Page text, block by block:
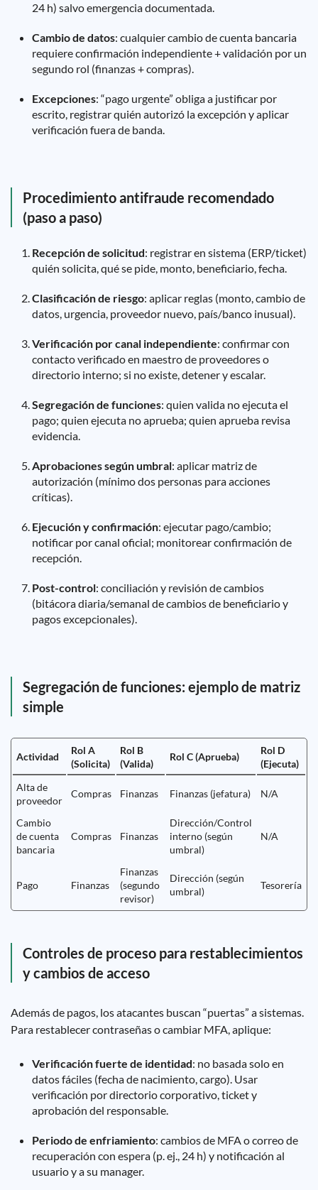
24 h) salvo emergencia documentada.
Cambio de datos: cualquier cambio de cuenta bancaria
requiere confirmación independiente + validación por un
segundo rol (finanzas + compras).
Excepciones: “pago urgente” obliga a justificar por
escrito, registrar quién autorizó la excepción y aplicar
verificación fuera de banda.
Procedimiento antifraude recomendado
(paso a paso)
Recepción de solicitud: registrar en sistema (ERP/ticket)
quién solicita, qué se pide, monto, beneficiario, fecha.
Clasificación de riesgo: aplicar reglas (monto, cambio de
datos, urgencia, proveedor nuevo, país/banco inusual).
Verificación por canal independiente: confirmar con
contacto verificado en maestro de proveedores o
directorio interno; si no existe, detener y escalar.
Segregación de funciones: quien valida no ejecuta el
pago; quien ejecuta no aprueba; quien aprueba revisa
evidencia.
Aprobaciones según umbral: aplicar matriz de
autorización (mínimo dos personas para acciones
críticas).
Ejecución y confirmación: ejecutar pago/cambio;
notificar por canal oficial; monitorear confirmación de
recepción.
Post-control: conciliación y revisión de cambios
(bitácora diaria/semanal de cambios de beneficiario y
pagos excepcionales).
Segregación de funciones: ejemplo de matriz
simple
Actividad
Rol A
(Solicita)
Rol B
(Valida)
Rol C (Aprueba)
Rol D
(Ejecuta)
Alta de
proveedor
Compras Finanzas Finanzas (jefatura) N/A
Cambio
de cuenta
bancaria
Compras Finanzas
Dirección/Control
interno (según
umbral)
N/A
Pago Finanzas
Finanzas
(segundo
revisor)
Dirección (según
umbral)
Tesorería
Controles de proceso para restablecimientos
y cambios de acceso
Además de pagos, los atacantes buscan “puertas” a sistemas.
Para restablecer contraseñas o cambiar MFA, aplique:
Verificación fuerte de identidad: no basada solo en
datos fáciles (fecha de nacimiento, cargo). Usar
verificación por directorio corporativo, ticket y
aprobación del responsable.
Periodo de enfriamiento: cambios de MFA o correo de
recuperación con espera (p. ej., 24 h) y notificación al
usuario y a su manager.